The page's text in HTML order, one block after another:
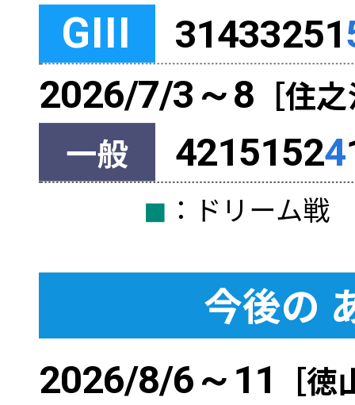
GIII 31433251
2026/7/3～8 ［住
一般
42151524
◼︎ ：ドリーム
今後の
2026/8/6～11 ［